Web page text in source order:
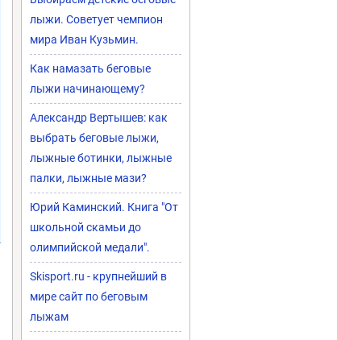
лыжи. Советует чемпион
мира Иван Кузьмин.
Как намазать беговые
лыжи начинающему?
Александр Вертышев: как
выбрать беговые лыжи,
лыжные ботинки, лыжные
палки, лыжные мази?
Юрий Каминский. Книга "От
школьной скамьи до
олимпийской медали".
Skisport.ru - крупнейший в
мире сайт по беговым
лыжам